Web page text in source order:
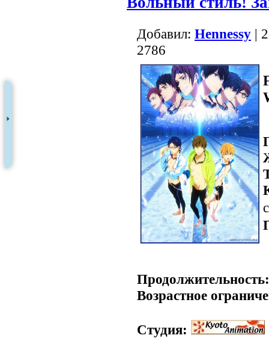
Добавил: Hennessy |
2786
Продолжительность:
Возрастное
Студия: